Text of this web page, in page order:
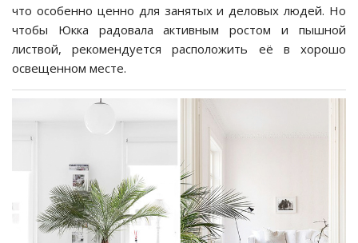
что особенно ценно для занятых и деловых людей. Но
чтобы Юкка радовала активным ростом и пышной
листвой, рекомендуется расположить её в хорошо
освещенном месте.